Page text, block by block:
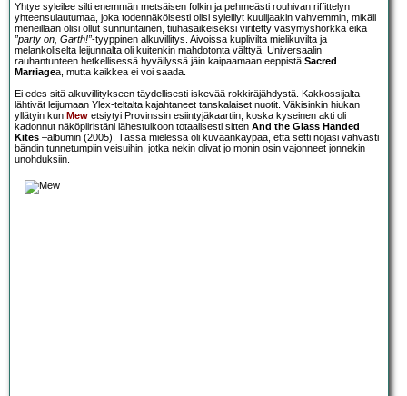
Yhtye syleilee silti enemmän metsäisen folkin ja pehmeästi rouhivan riffittelyn
yhteensulautumaa, joka todennäköisesti olisi syleillyt kuulijaakin vahvemmin, mikäli
meneillään olisi ollut sunnuntainen, tiuhasäikeiseksi viritetty väsymyshorkka eikä
”party on, Garth!”-tyyppinen alkuvillitys. Aivoissa kuplivilta mielikuvilta ja
melankoliselta leijunnalta oli kuitenkin mahdotonta välttyä. Universaalin
rauhantunteen hetkellisessä hyväilyssä jäin kaipaamaan eeppistä Sacred
Marriagea, mutta kaikkea ei voi saada.
Ei edes sitä alkuvillitykseen täydellisesti iskevää rokkiräjähdystä. Kakkossijalta
lähtivät leijumaan Ylex-teltalta kajahtaneet tanskalaiset nuotit. Väkisinkin hiukan
yllätyin kun Mew etsiytyi Provinssin esiintyjäkaartiin, koska kyseinen akti oli
kadonnut näköpiiristäni lähestulkoon totaalisesti sitten And the Glass Handed
Kites –albumin (2005). Tässä mielessä oli kuvaankäypää, että setti nojasi vahvasti
bändin tunnetumpiin veisuihin, jotka nekin olivat jo monin osin vajonneet jonnekin
unohduksiin.